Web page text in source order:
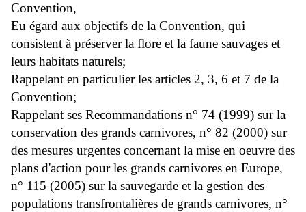
Convention,
Eu égard aux objectifs de la Convention, qui
consistent à préserver la flore et la faune sauvages et
leurs habitats naturels;
Rappelant en particulier les articles 2, 3, 6 et 7 de la
Convention;
Rappelant ses Recommandations n° 74 (1999) sur la
conservation des grands carnivores, n° 82 (2000) sur
des mesures urgentes concernant la mise en oeuvre des
plans d'action pour les grands carnivores en Europe,
n° 115 (2005) sur la sauvegarde et la gestion des
populations transfrontalières de grands carnivores, n°